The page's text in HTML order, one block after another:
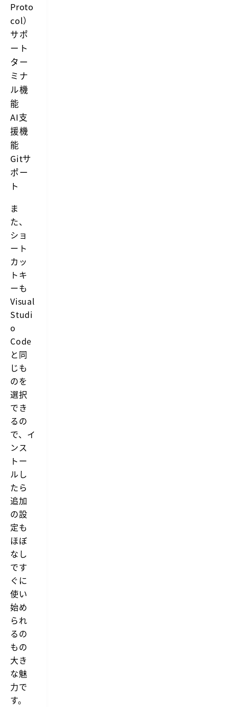
Proto
col）
サポ
ート
ター
ミナ
ル機
能
AI支
援機
能
Gitサ
ポー
ト
ま
た、
ショ
ート
カッ
トキ
ーも
Visual
Studi
o
Code
と同
じも
のを
選択
でき
るの
で、イ
ンス
トー
ルし
たら
追加
の設
定も
ほぼ
なし
です
ぐに
使い
始め
られ
るの
もの
大き
な魅
力で
す。